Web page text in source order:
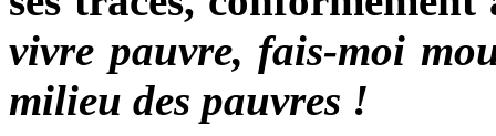
vivre pauvre, fais-moi
milieu des pauvres !